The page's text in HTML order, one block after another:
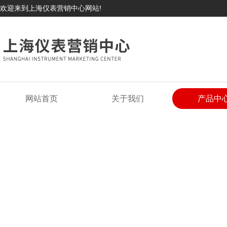
欢迎来到上海仪表营销中心网站!
网站首页 关于我们 产品中